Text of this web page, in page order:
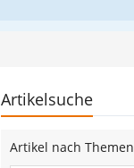
Artikelsuche
Artikel nach Themen